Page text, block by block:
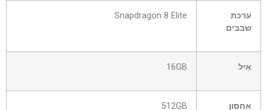
ערכת
שבבים
Snapdragon 8 Elite
אַיִל 16GB
אִחסוּן 512GB